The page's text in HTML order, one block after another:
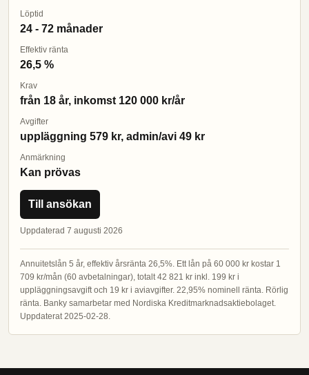
Löptid
24 - 72 månader
Effektiv ränta
26,5 %
Krav
från 18 år, inkomst 120 000 kr/år
Avgifter
uppläggning 579 kr, admin/avi 49 kr
Anmärkning
Kan prövas
Till ansökan
Uppdaterad 7 augusti 2026
Annuitetslån 5 år, effektiv årsränta 26,5%. Ett lån på 60 000 kr kostar 1
709 kr/mån (60 avbetalningar), totalt 42 821 kr inkl. 199 kr i
uppläggningsavgift och 19 kr i aviavgifter. 22,95% nominell ränta. Rörlig
ränta. Banky samarbetar med Nordiska Kreditmarknadsaktiebolaget.
Uppdaterat 2025-02-28.